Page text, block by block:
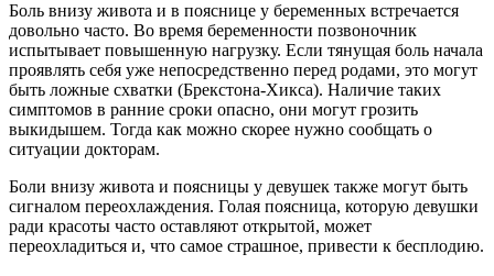
Боль внизу живота и в пояснице у беременных встречается
довольно часто. Во время беременности позвоночник
испытывает повышенную нагрузку. Если тянущая боль начала
проявлять себя уже непосредственно перед родами, это могут
быть ложные схватки (Брекстона-Хикса). Наличие таких
симптомов в ранние сроки опасно, они могут грозить
выкидышем. Тогда как можно скорее нужно сообщать о
ситуации докторам.
Боли внизу живота и поясницы у девушек также могут быть
сигналом переохлаждения. Голая поясница, которую девушки
ради красоты часто оставляют открытой, может
переохладиться и, что самое страшное, привести к бесплодию.